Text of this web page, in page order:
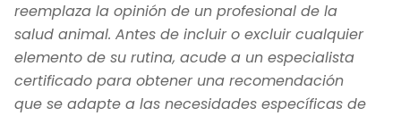
reemplaza la opinión de un profesional de la
salud animal. Antes de incluir o excluir cualquier
elemento de su rutina, acude a un especialista
certificado para obtener una recomendación
que se adapte a las necesidades específicas de